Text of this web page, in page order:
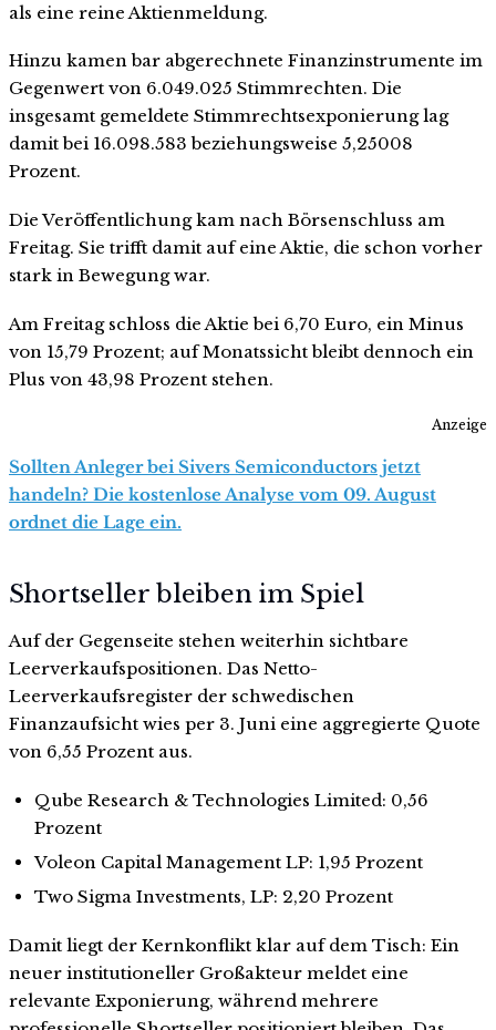
als eine reine Aktienmeldung.
Hinzu kamen bar abgerechnete Finanzinstrumente im
Gegenwert von 6.049.025 Stimmrechten. Die
insgesamt gemeldete Stimmrechtsexponierung lag
damit bei 16.098.583 beziehungsweise 5,25008
Prozent.
Die Veröffentlichung kam nach Börsenschluss am
Freitag. Sie trifft damit auf eine Aktie, die schon vorher
stark in Bewegung war.
Am Freitag schloss die Aktie bei 6,70 Euro, ein Minus
von 15,79 Prozent; auf Monatssicht bleibt dennoch ein
Plus von 43,98 Prozent stehen.
Anzeige
Sollten Anleger bei Sivers Semiconductors jetzt
handeln? Die kostenlose Analyse vom 09. August
ordnet die Lage ein.
Shortseller bleiben im Spiel
Auf der Gegenseite stehen weiterhin sichtbare
Leerverkaufspositionen. Das Netto-
Leerverkaufsregister der schwedischen
Finanzaufsicht wies per 3. Juni eine aggregierte Quote
von 6,55 Prozent aus.
Qube Research & Technologies Limited: 0,56
Prozent
Voleon Capital Management LP: 1,95 Prozent
Two Sigma Investments, LP: 2,20 Prozent
Damit liegt der Kernkonflikt klar auf dem Tisch: Ein
neuer institutioneller Großakteur meldet eine
relevante Exponierung, während mehrere